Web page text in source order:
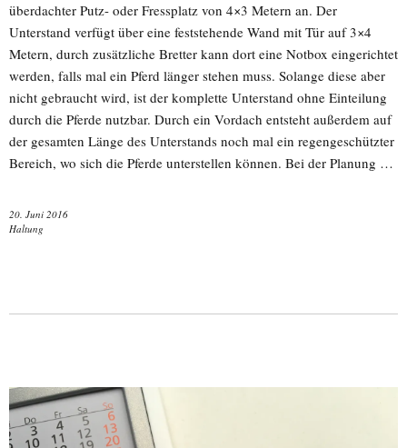
überdachter Putz- oder Fressplatz von 4×3 Metern an. Der
Unterstand verfügt über eine feststehende Wand mit Tür auf 3×4
Metern, durch zusätzliche Bretter kann dort eine Notbox eingerichtet
werden, falls mal ein Pferd länger stehen muss. Solange diese aber
nicht gebraucht wird, ist der komplette Unterstand ohne Einteilung
durch die Pferde nutzbar. Durch ein Vordach entsteht außerdem auf
der gesamten Länge des Unterstands noch mal ein regengeschützter
Bereich, wo sich die Pferde unterstellen können. Bei der Planung …
20. Juni 2016
Haltung